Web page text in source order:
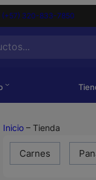
(+57) 320-833-7850
Inicio– Tienda
Carnes